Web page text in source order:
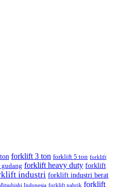
forklift 3 ton forklift 5 ton forklift
forklift heavy duty forklift
industri forklift industri berat
Indonesia forklift pabrik forklift